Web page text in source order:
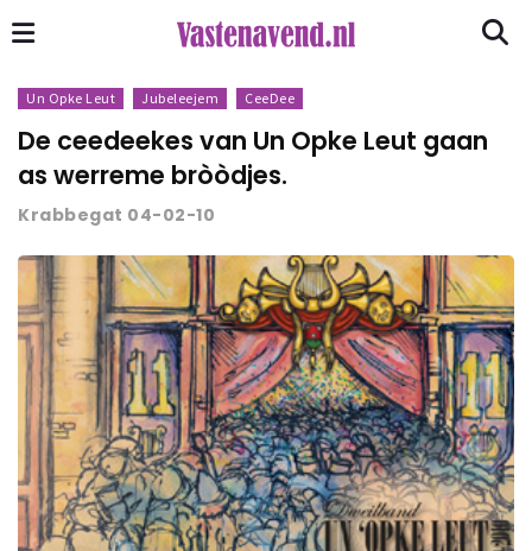
Un Opke Leut Jubeleejem CeeDee
De ceedeekes van Un Opke Leut gaan
as werreme bròòdjes.
Krabbegat 04-02-10